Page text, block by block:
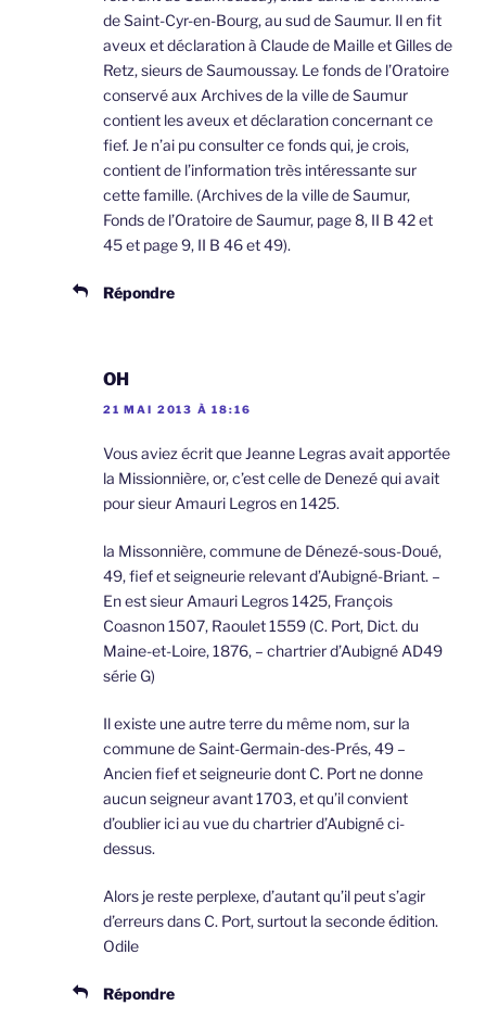
de Saint-Cyr-en-Bourg, au sud de Saumur. Il en fit
aveux et déclaration à Claude de Maille et Gilles de
Retz, sieurs de Saumoussay. Le fonds de l’Oratoire
conservé aux Archives de la ville de Saumur
contient les aveux et déclaration concernant ce
fief. Je n’ai pu consulter ce fonds qui, je crois,
contient de l’information très intéressante sur
cette famille. (Archives de la ville de Saumur,
Fonds de l’Oratoire de Saumur, page 8, II B 42 et
45 et page 9, II B 46 et 49).
Répondre
OH
21 MAI 2013 À 18:16
Vous aviez écrit que Jeanne Legras avait apportée
la Missionnière, or, c’est celle de Denezé qui avait
pour sieur Amauri Legros en 1425.
la Missonnière, commune de Dénezé-sous-Doué,
49, fief et seigneurie relevant d’Aubigné-Briant. –
En est sieur Amauri Legros 1425, François
Coasnon 1507, Raoulet 1559 (C. Port, Dict. du
Maine-et-Loire, 1876, – chartrier d’Aubigné AD49
série G)
Il existe une autre terre du même nom, sur la
commune de Saint-Germain-des-Prés, 49 –
Ancien fief et seigneurie dont C. Port ne donne
aucun seigneur avant 1703, et qu’il convient
d’oublier ici au vue du chartrier d’Aubigné ci-
dessus.
Alors je reste perplexe, d’autant qu’il peut s’agir
d’erreurs dans C. Port, surtout la seconde édition.
Odile
Répondre